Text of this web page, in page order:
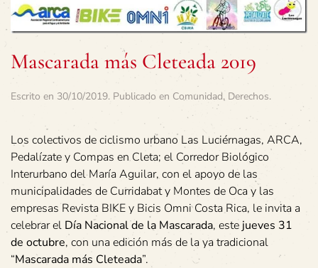
Mascarada más Cleteada 2019
Escrito en 30/10/2019. Publicado en Comunidad, Derechos.
Los colectivos de ciclismo urbano Las Luciérnagas, ARCA,
Pedalízate y Compas en Cleta; el Corredor Biológico
Interurbano del María Aguilar, con el apoyo de las
municipalidades de Curridabat y Montes de Oca y las
empresas Revista BIKE y Bicis Omni Costa Rica, le invita a
celebrar el Día Nacional de la Mascarada, este jueves 31
de octubre, con una edición más de la ya tradicional
“Mascarada más Cleteada”.